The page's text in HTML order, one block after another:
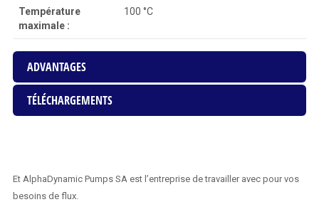
Température
maximale :
100 °C
ADVANTAGES
TÉLÉCHARGEMENTS
Et AlphaDynamic Pumps SA est l’entreprise de travailler avec pour vos
besoins de flux.